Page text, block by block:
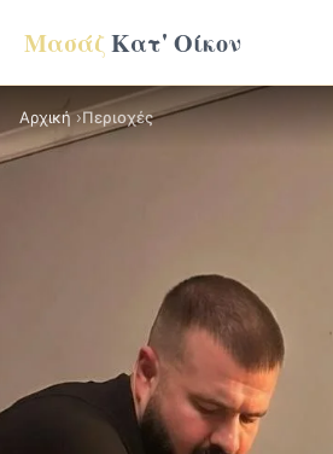
Μασάζ Κατ' Οίκον
Αρχική Περιοχές